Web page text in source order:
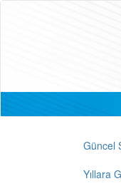
Güncel
Yıllara